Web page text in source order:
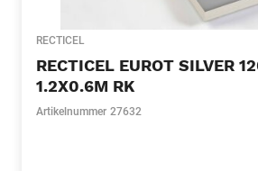
RECTICEL
RECTICEL EUROT SILVER
1.2X0.6M RK
Artikelnummer 27632